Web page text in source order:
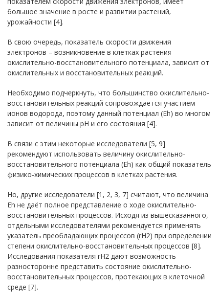
большое значение в росте и развитии растений,
урожайности [4].
В свою очередь, показатель скорости движения
электронов – возникновение в клетках растения
окислительно-восстановительного потенциала, зависит от
окислительных и восстановительных реакций.
Необходимо подчеркнуть, что большинство окислительно-
восстановительных реакций сопровождается участием
ионов водорода, поэтому данный потенциал (Еh) во многом
зависит от величины pH и его состояния [4].
В связи с этим некоторые исследователи [5, 9]
рекомендуют использовать величину окислительно-
восстановительного потенциала (Еh) как общий показатель
физико-химических процессов в клетках растения.
Но, другие исследователи [1, 2, 3, 7] считают, что величина
Еh не даёт полное представление о ходе окислительно-
восстановительных процессов. Исходя из вышесказанного,
отдельными исследователями рекомендуется применять
указатель преобладающих процессов (rН2) при определении
степени окислительно-восстановительных процессов [8].
Исследования показателя rН2 дают возможность
разносторонне представить состояние окислительно-
восстановительных процессов, протекающих в клеточной
среде [7].